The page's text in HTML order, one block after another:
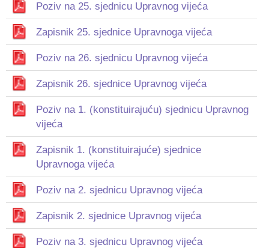
Poziv na 25. sjednicu Upravnog vijeća
Zapisnik 25. sjednice Upravnoga vijeća
Poziv na 26. sjednicu Upravnog vijeća
Zapisnik 26. sjednice Upravnog vijeća
Poziv na 1. (konstituirajuću) sjednicu Upravnog
vijeća
Zapisnik 1. (konstituirajuće) sjednice
Upravnoga vijeća
Poziv na 2. sjednicu Upravnog vijeća
Zapisnik 2. sjednice Upravnog vijeća
Poziv na 3. sjednicu Upravnog vijeća